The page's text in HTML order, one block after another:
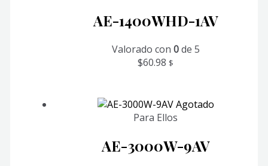
AE-1400WHD-1AV
Valorado con 0de 5
$60.98 $
Agotado
Para Ellos
AE-3000W-9AV